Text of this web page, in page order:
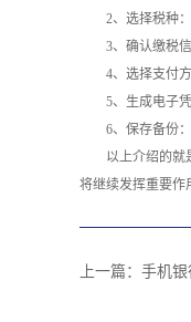
2、选择税种
3、确认缴税
4、选择支付
5、生成电子
6、保存备份
以上介绍的就
将继续发挥重要作
上一篇： 手机银